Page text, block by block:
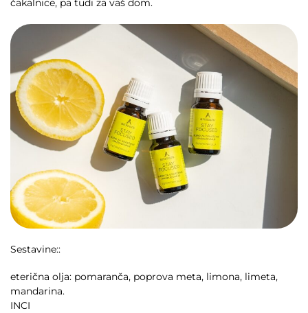
čakalnice, pa tudi za vaš dom.
Sestavine::
eterična olja: pomaranča, poprova meta, limona, limeta,
mandarina.
INCI